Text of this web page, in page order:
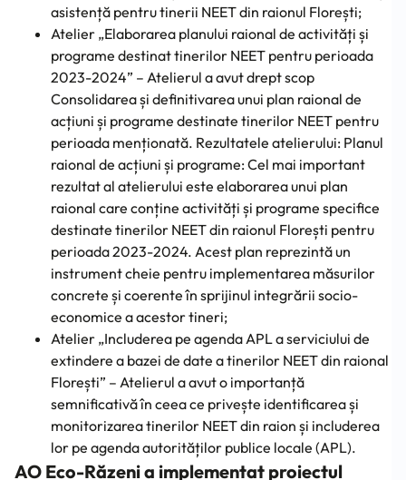
asistență pentru tinerii NEET din raionul Florești;
Atelier „Elaborarea planului raional de activități și
programe destinat tinerilor NEET pentru perioada
2023-2024” – Atelierul a avut drept scop
Consolidarea și definitivarea unui plan raional de
acțiuni și programe destinate tinerilor NEET pentru
perioada menționată. Rezultatele atelierului: Planul
raional de acțiuni și programe: Cel mai important
rezultat al atelierului este elaborarea unui plan
raional care conține activități și programe specifice
destinate tinerilor NEET din raionul Florești pentru
perioada 2023-2024. Acest plan reprezintă un
instrument cheie pentru implementarea măsurilor
concrete și coerente în sprijinul integrării socio-
economice a acestor tineri;
Atelier „Includerea pe agenda APL a serviciului de
extindere a bazei de date a tinerilor NEET din raional
Florești” – Atelierul a avut o importanță
semnificativă în ceea ce privește identificarea și
monitorizarea tinerilor NEET din raion și includerea
lor pe agenda autorităților publice locale (APL).
AO Eco-Răzeni a implementat proiectul